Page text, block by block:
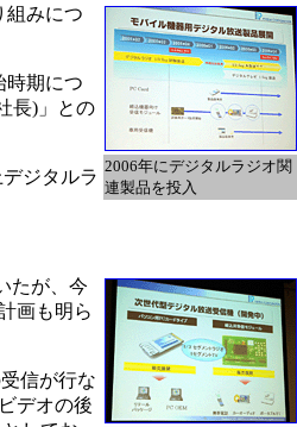
2006年にデジタルラジオ関
連製品を投入
組みにつ
時期につ
長)」との
ジタルラ
たが、今
画も明ら
信が行な
デオの後